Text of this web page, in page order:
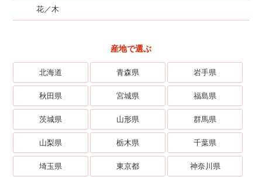
花／木
産地で選ぶ
北海道 青森県 岩手県
秋田県 宮城県 福島県
茨城県 山形県 群馬県
山梨県 栃木県 千葉県
埼玉県 東京都 神奈川県